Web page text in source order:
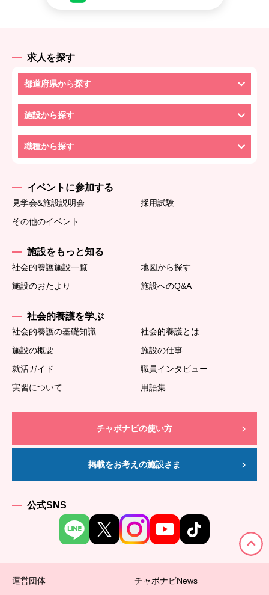
求人を探す
都道府県から探す
施設から探す
職種から探す
イベントに参加する
見学会&施設説明会
採用試験
その他のイベント
施設をもっと知る
社会的養護施設一覧
地図から探す
施設のおたより
施設へのQ&A
社会的養護を学ぶ
社会的養護の基礎知識
社会的養護とは
施設の概要
施設の仕事
就活ガイド
職員インタビュー
実習について
用語集
チャボナビの使い方
掲載をお考えの施設さま
公式SNS
運営団体
チャボナビNews